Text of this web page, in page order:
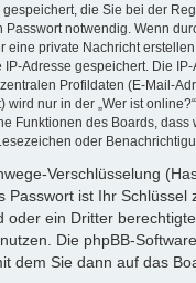
die Sie bei der
notwendig. Wenn
eine private Nachricht
Adresse gespeichert. Die
Profildaten (E-Mail-
wird nur in der „Wer ist
Funktionen des Boards,
oder
Verschlüsselung
Passwort ist Ihr
oder ein Dritter
Die phpBB-
dem Sie dann auf das